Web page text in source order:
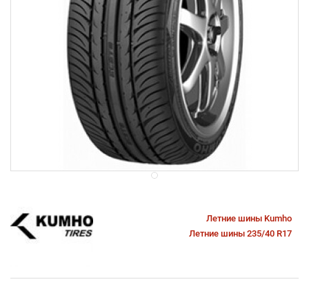
Летние шины Kumho
Летние шины 235/40 R17